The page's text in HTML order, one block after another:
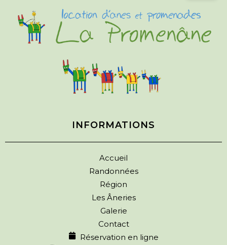
INFORMATIONS
Accueil
Randonnées
Région
Les Âneries
Galerie
Contact
Réservation en ligne